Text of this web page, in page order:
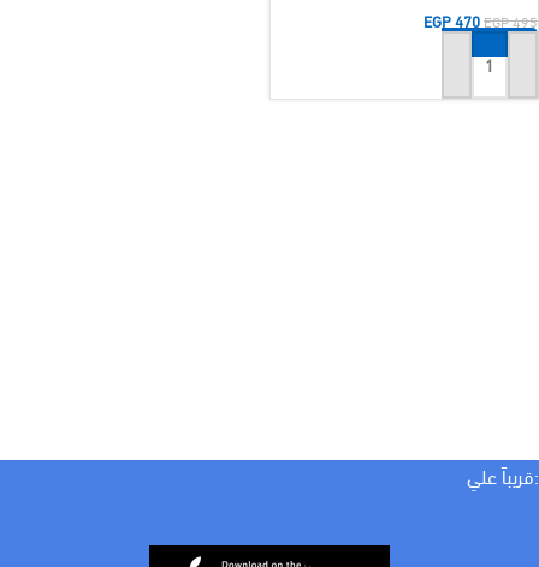
EGP495
EGP470
إضافة إلى السلة
:قريباً علي